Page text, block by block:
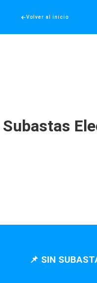
Volver al inicio
Subastas
📌 SIN